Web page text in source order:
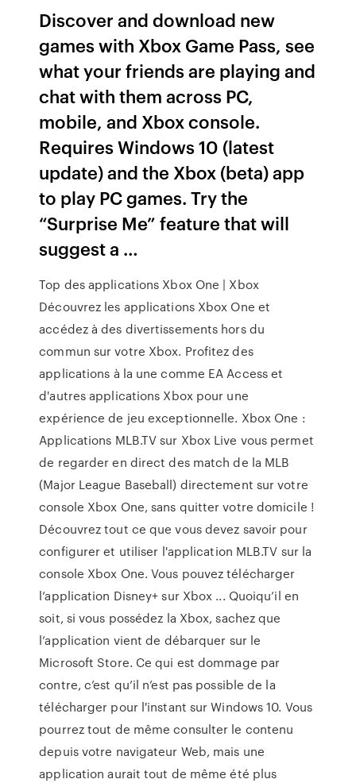
Discover and download new
games with Xbox Game Pass, see
what your friends are playing and
chat with them across PC,
mobile, and Xbox console.
Requires Windows 10 (latest
update) and the Xbox (beta) app
to play PC games. Try the
“Surprise Me” feature that will
suggest a …
Top des applications Xbox One | Xbox
Découvrez les applications Xbox One et
accédez à des divertissements hors du
commun sur votre Xbox. Profitez des
applications à la une comme EA Access et
d'autres applications Xbox pour une
expérience de jeu exceptionnelle. Xbox One :
Applications MLB.TV sur Xbox Live vous permet
de regarder en direct des match de la MLB
(Major League Baseball) directement sur votre
console Xbox One, sans quitter votre domicile !
Découvrez tout ce que vous devez savoir pour
configurer et utiliser l'application MLB.TV sur la
console Xbox One. Vous pouvez télécharger
l’application Disney+ sur Xbox ... Quoiqu’il en
soit, si vous possédez la Xbox, sachez que
l’application vient de débarquer sur le
Microsoft Store. Ce qui est dommage par
contre, c’est qu’il n’est pas possible de la
télécharger pour l'instant sur Windows 10. Vous
pourrez tout de même consulter le contenu
depuis votre navigateur Web, mais une
application aurait tout de même été plus